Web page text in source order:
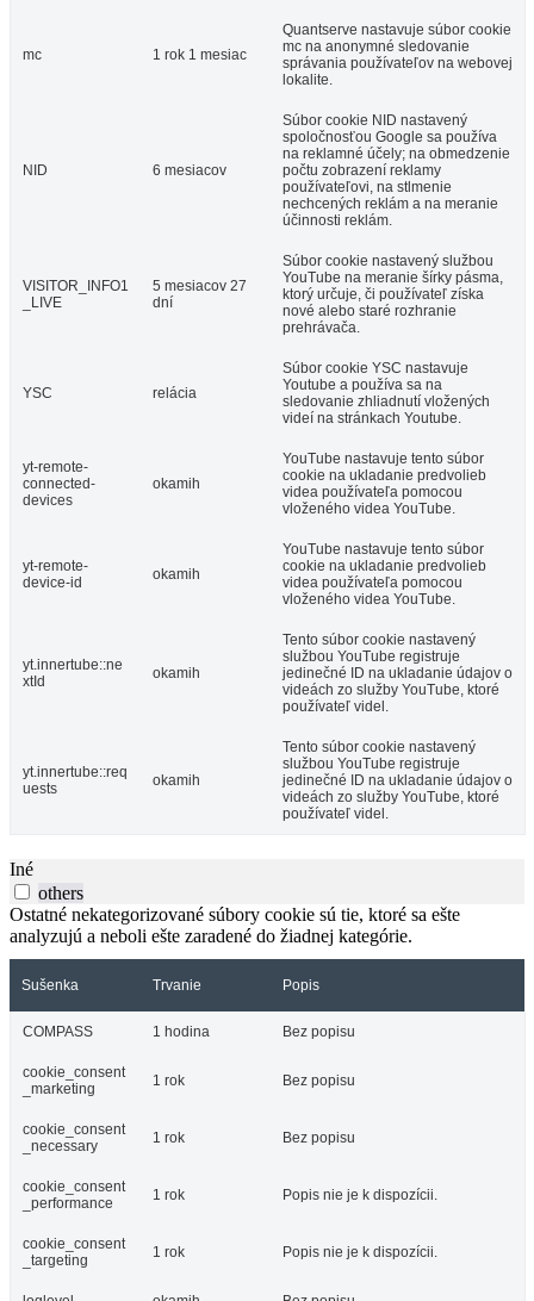
mc 1 rok 1 mesiac
Quantserve nastavuje súbor cookie
mc na anonymné sledovanie
správania používateľov na webovej
lokalite.
NID 6 mesiacov
Súbor cookie NID nastavený
spoločnosťou Google sa používa
na reklamné účely; na obmedzenie
počtu zobrazení reklamy
používateľovi, na stlmenie
nechcených reklám a na meranie
účinnosti reklám.
VISITOR_INFO1
_LIVE
5 mesiacov 27
dní
Súbor cookie nastavený službou
YouTube na meranie šírky pásma,
ktorý určuje, či používateľ získa
nové alebo staré rozhranie
prehrávača.
YSC relácia
Súbor cookie YSC nastavuje
Youtube a používa sa na
sledovanie zhliadnutí vložených
videí na stránkach Youtube.
yt-remote-
connected-
devices
okamih
YouTube nastavuje tento súbor
cookie na ukladanie predvolieb
videa používateľa pomocou
vloženého videa YouTube.
yt-remote-
device-id
okamih
YouTube nastavuje tento súbor
cookie na ukladanie predvolieb
videa používateľa pomocou
vloženého videa YouTube.
yt.innertube::ne
xtId
okamih
Tento súbor cookie nastavený
službou YouTube registruje
jedinečné ID na ukladanie údajov o
videách zo služby YouTube, ktoré
používateľ videl.
yt.innertube::req
uests
okamih
Tento súbor cookie nastavený
službou YouTube registruje
jedinečné ID na ukladanie údajov o
videách zo služby YouTube, ktoré
používateľ videl.
Iné
others
Ostatné nekategorizované súbory cookie sú tie, ktoré sa ešte
analyzujú a neboli ešte zaradené do žiadnej kategórie.
Sušenka Trvanie Popis
COMPASS 1 hodina Bez popisu
cookie_consent
_marketing
1 rok Bez popisu
cookie_consent
_necessary
1 rok Bez popisu
cookie_consent
_performance
1 rok Popis nie je k dispozícii.
cookie_consent
_targeting
1 rok Popis nie je k dispozícii.